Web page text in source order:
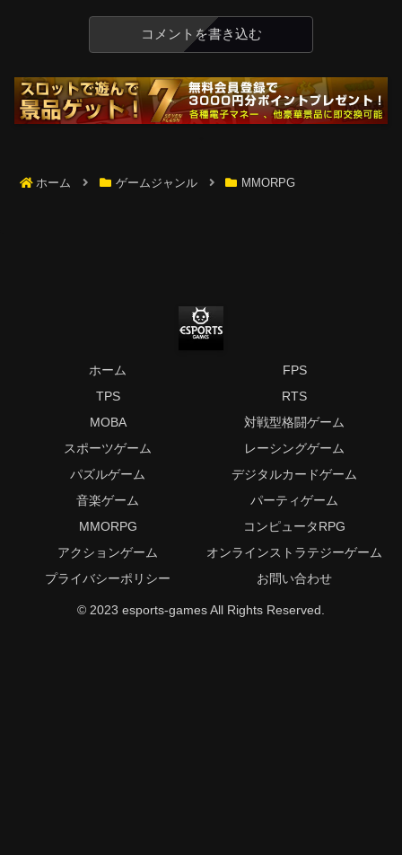
コメントを書き込む
ホーム ゲームジャンル MMORPG
ホーム
FPS
TPS
RTS
MOBA
対戦型格闘ゲーム
スポーツゲーム
レーシングゲーム
パズルゲーム
デジタルカードゲーム
音楽ゲーム
パーティゲーム
MMORPG
コンピュータRPG
アクションゲーム
オンラインストラテジーゲーム
プライバシーポリシー
お問い合わせ
© 2023 esports-games All Rights Reserved.